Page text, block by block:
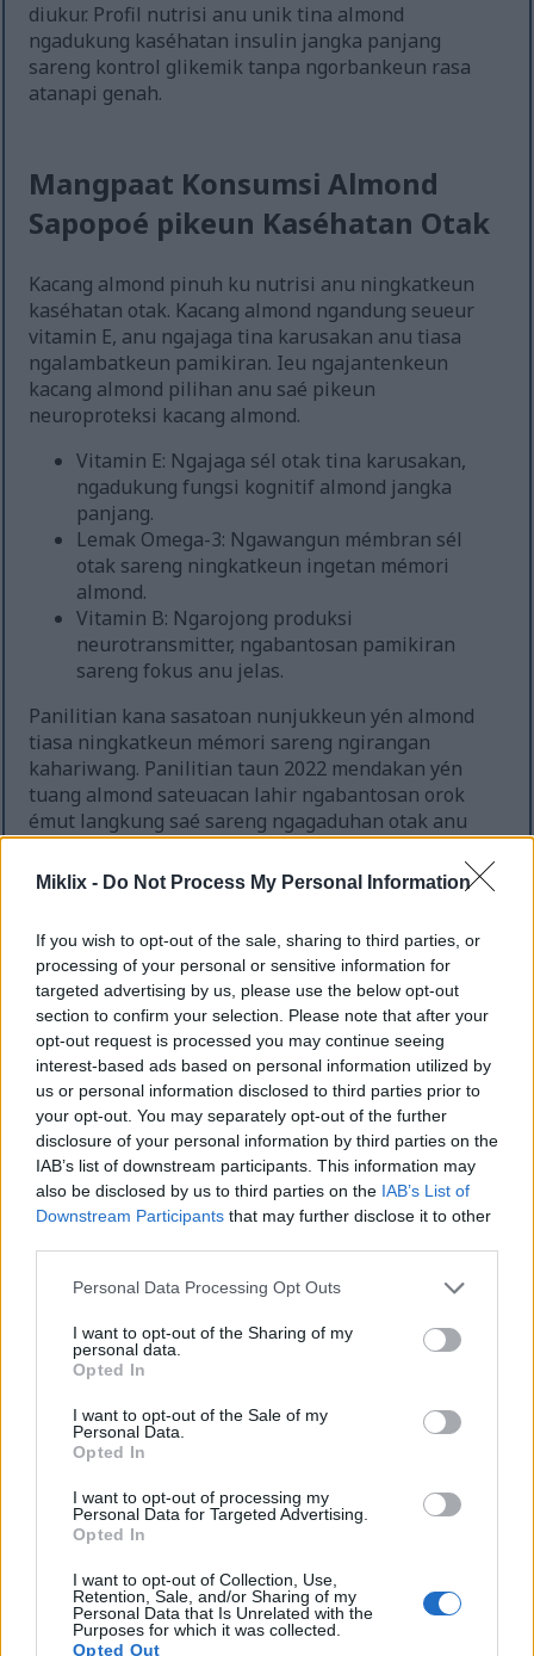
Miklix - Do Not Process My Personal Information
If you wish to opt-out of the sale, sharing to third parties, or
processing of your personal or sensitive information for
targeted advertising by us, please use the below opt-out
section to confirm your selection. Please note that after your
opt-out request is processed you may continue seeing
interest-based ads based on personal information utilized by
us or personal information disclosed to third parties prior to
your opt-out. You may separately opt-out of the further
disclosure of your personal information by third parties on the
IAB’s list of downstream participants. This information may
also be disclosed by us to third parties on the IAB’s List of
Downstream Participants that may further disclose it to other
Please note that this website/app uses one or more Google
not limited to your visit or usage behaviour. You may click to
grant or deny consent to Google and its third-party tags to
use your data for below specified purposes in below Google
consent section.
Personal Data Processing Opt Outs
I want to opt-out of the Sharing of my
personal data.
Opted In
I want to opt-out of the Sale of my
Personal Data.
Opted In
I want to opt-out of processing my
Personal Data for Targeted Advertising.
Opted In
I want to opt-out of Collection, Use,
Retention, Sale, and/or Sharing of my
Personal Data that Is Unrelated with the
Purposes for which it was collected.
Opted Out
diukur. Profil nutrisi anu unik tina almond
ngadukung kaséhatan insulin jangka panjang
sareng kontrol glikemik tanpa ngorbankeun rasa
atanapi genah.
Mangpaat Konsumsi Almond
Sapopoé pikeun Kaséhatan Otak
Kacang almond pinuh ku nutrisi anu ningkatkeun
kaséhatan otak. Kacang almond ngandung seueur
vitamin E, anu ngajaga tina karusakan anu tiasa
ngalambatkeun pamikiran. Ieu ngajantenkeun
kacang almond pilihan anu saé pikeun
neuroproteksi kacang almond.
Vitamin E: Ngajaga sél otak tina karusakan,
ngadukung fungsi kognitif almond jangka
panjang.
Lemak Omega-3: Ngawangun mémbran sél
otak sareng ningkatkeun ingetan mémori
almond.
Vitamin B: Ngarojong produksi
neurotransmitter, ngabantosan pamikiran
sareng fokus anu jelas.
Panilitian kana sasatoan nunjukkeun yén almond
tiasa ningkatkeun mémori sareng ngirangan
kahariwang. Panilitian taun 2022 mendakan yén
tuang almond sateuacan lahir ngabantosan orok
émut langkung saé sareng ngagaduhan otak anu
langkung séhat. Sanaos langkung seueur panilitian
diperyogikeun, hasil awal katingalina
ngajangjikeun pikeun merangan masalah mémori.
Boh didahar atah atawa ditambahkeun kana
kadaharan, almond mangrupa cara anu saderhana
pikeun ngadukung kaséhatan uteuk. Inget,
ngadaharna sacara rutin dina jumlah anu sedeng
mangrupa cara anu pangsaéna pikeun ngarasakeun
mangpaat ieu!
Kauntungan Nambahkeun
Kacang Almond kana Diet
Anjeun pikeun Kaséhatan
Pencernaan
Kacang almond téh alus pikeun kaséhatan
pencernaan anjeun kusabab seratna. Satiap ons
anjeun peryogikeun unggal dintenna. Serat ieu
ngahakan baktéri anu saé dina peujit anjeun,
Panilitian nunjukkeun yén serat almond
ngabantosan ngalemeskeun tai sareng ngajaga
gerakan peujit tetep teratur. Ieu kusabab serat anu
leyur sareng henteu leyur.